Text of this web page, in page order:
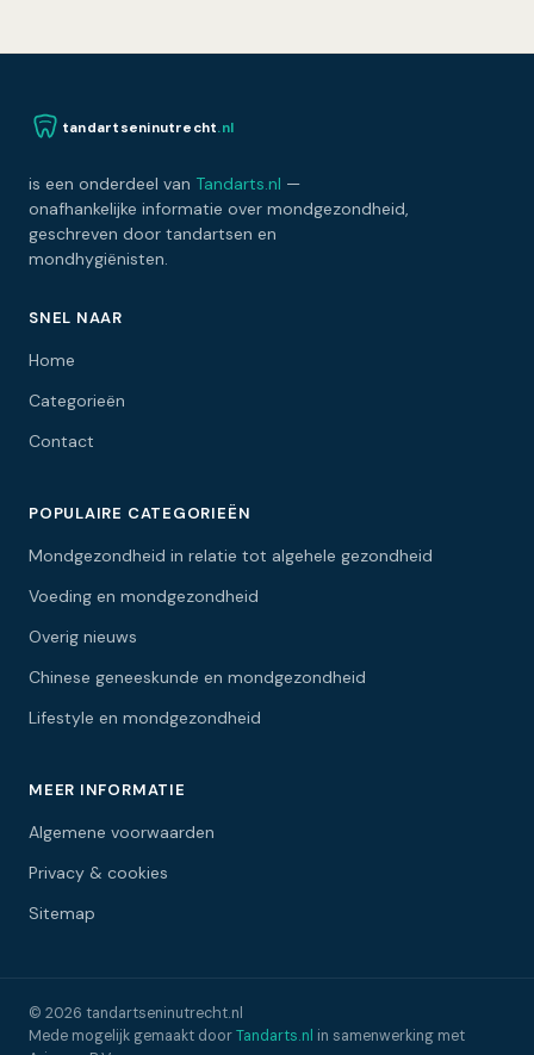
tandartseninutrecht.nl
is een onderdeel van Tandarts.nl —
onafhankelijke informatie over mondgezondheid,
geschreven door tandartsen en
mondhygiënisten.
SNEL NAAR
Home
Categorieën
Contact
POPULAIRE CATEGORIEËN
Mondgezondheid in relatie tot algehele gezondheid
Voeding en mondgezondheid
Overig nieuws
Chinese geneeskunde en mondgezondheid
Lifestyle en mondgezondheid
MEER INFORMATIE
Algemene voorwaarden
Privacy & cookies
Sitemap
© 2026 tandartseninutrecht.nl
Mede mogelijk gemaakt doorTandarts.nl in samenwerking met